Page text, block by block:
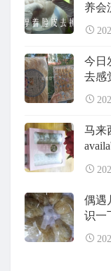
养会
今日
去感
马来
偶遇
识一